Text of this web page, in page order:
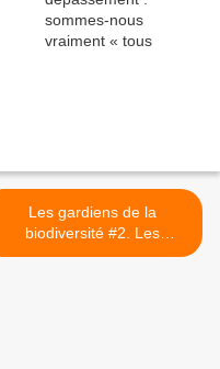
Les gardiens de la
biodiversité #2. Les
chauves-souris, Frédéric